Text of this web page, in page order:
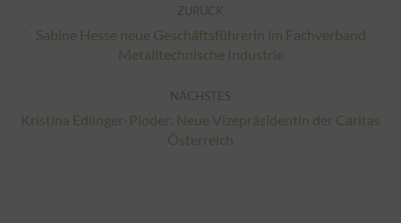
ZURÜCK
Vorheriger
Beitrag:
Sabine Hesse neue Geschäftsführerin im Fachverband
Metalltechnische Industrie
NÄCHSTES
Nächster
Beitrag:
Kristina Edlinger-Ploder: Neue Vizepräsidentin der Caritas
Österreich